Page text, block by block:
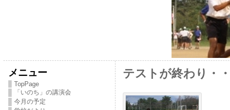
メニュー
TopPage
「いのち」の講演会
今月の予定
テストが終わり・・